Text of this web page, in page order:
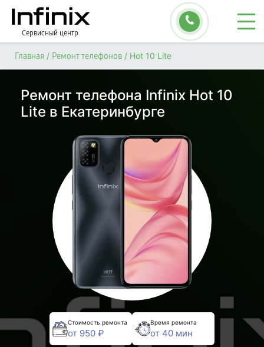
Сервисный центр
Главная / Ремонт телефонов / Hot 10 Lite
Ремонт телефона Infinix Hot 10
Lite в Екатеринбурге
Стоимость ремонта
от 950 ₽
Время ремонта
от 40 мин